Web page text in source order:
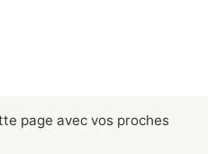
page avec vos proches